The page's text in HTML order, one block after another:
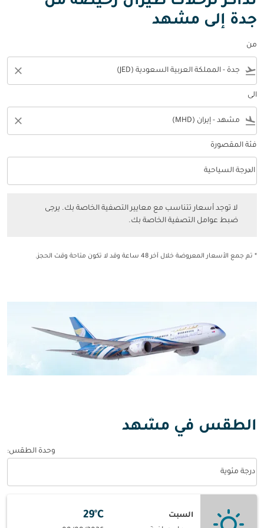
جدة إلى مشهد
من
flight_takeoff
close
الى
flight_land
close
فئة المقصورة
فئة المقصورة option الدرجة السياحية Selected
الدرجة السياحية
keyboard_arrow_down
لا توجد أسعار تتناسب مع معايير التصفية الخاصة بك. يرجى
ضبط عوامل التصفية الخاصة بك.
* تم جمع الأسعار المعروضة خلال آخر 48 ساعة وقد لا تكون متاحة وقت الحجز.
الطقس في مشهد
وحدة الطقس:
درجة مئوية
السبت
29°C